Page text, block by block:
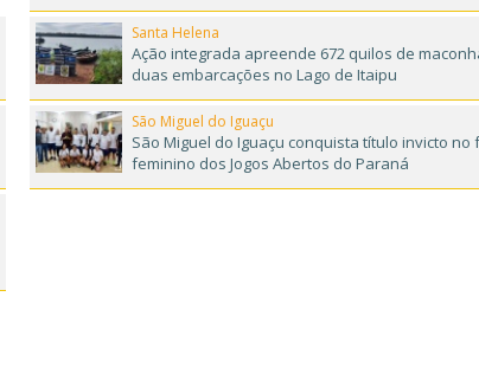
Santa Helena
Ação integrada apreende 672 quilos de
duas embarcações no Lago de Itaipu
São Miguel do Iguaçu
São Miguel do Iguaçu conquista título invicto no
feminino dos Jogos Abertos do Paraná